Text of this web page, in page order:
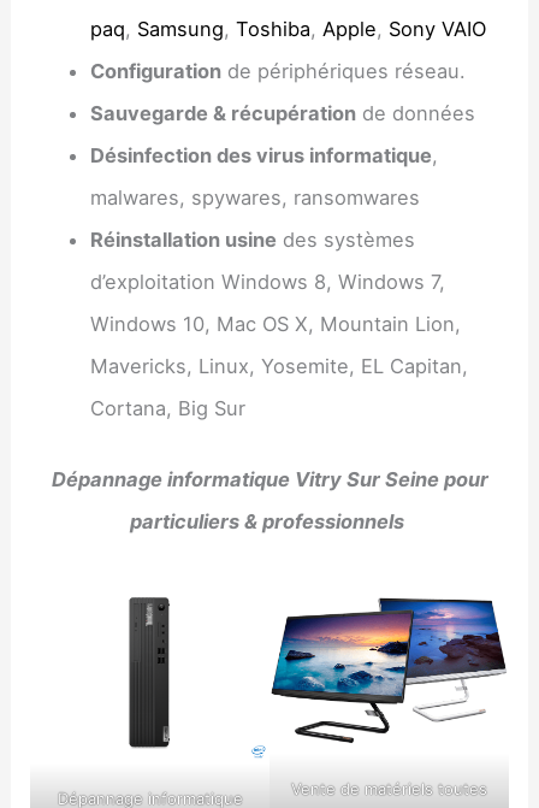
paq, Samsung, Toshiba, Apple, Sony VAIO
Configurationde périphériques réseau.
Sauvegarde & récupérationde données
Désinfection des virus informatique,
malwares, spywares, ransomwares
Réinstallation usine des systèmes
d’exploitation Windows 8, Windows 7,
Windows 10, Mac OS X, Mountain Lion,
Mavericks, Linux, Yosemite, EL Capitan,
Cortana, Big Sur
Dépannage informatique Vitry Sur Seine pour
particuliers & professionnels
Dépannage informatique Vente de matériels toutes